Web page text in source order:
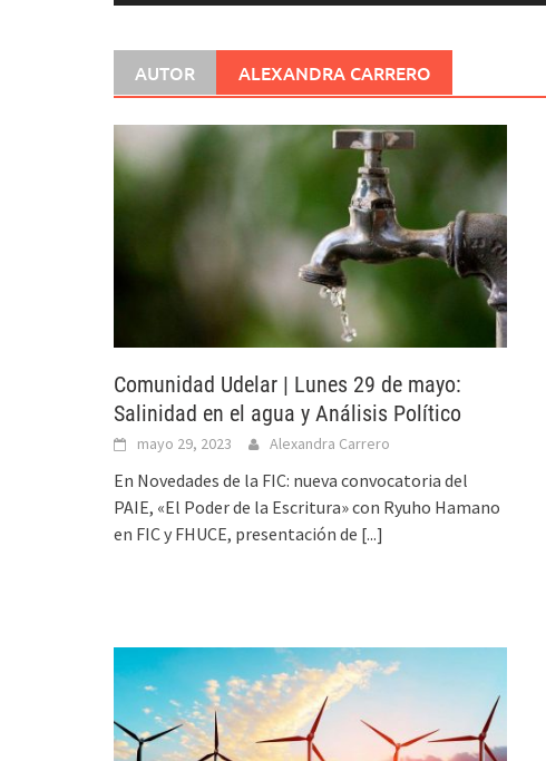
AUTOR ALEXANDRA CARRERO
Comunidad Udelar | Lunes 29 de mayo:
Salinidad en el agua y Análisis Político
mayo 29, 2023 Alexandra Carrero
En Novedades de la FIC: nueva convocatoria del
PAIE, «El Poder de la Escritura» con Ryuho Hamano
en FIC y FHUCE, presentación de [...]